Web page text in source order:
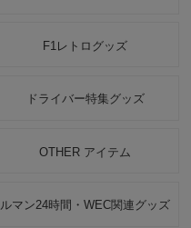
F1レトログッズ
ドライバー特集グッズ
OTHER アイテム
ルマン24時間・WEC関連グッズ